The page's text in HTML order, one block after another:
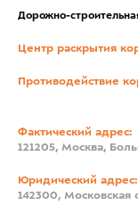
Дорожно-
Центр раскрытия
Противодействие
Фактический адрес:
121205, Москва,
Юридический адрес:
142300, Московская